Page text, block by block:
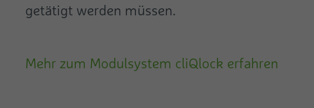
getätigt werden müssen.
Mehr zum Modulsystem cliQlock erfahren